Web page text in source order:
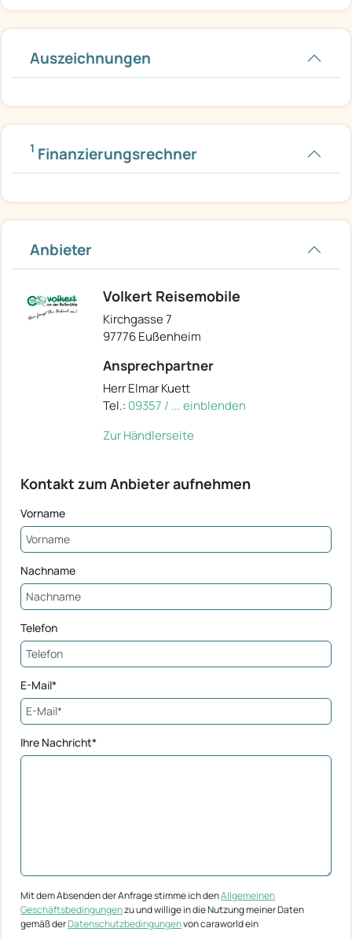
Auszeichnungen
1 Finanzierungsrechner
Anbieter
Volkert Reisemobile
Kirchgasse 7
97776 Eußenheim
Ansprechpartner
Herr Elmar Kuett
Tel.: 09357 / ... einblenden
Zur Händlerseite
Kontakt zum Anbieter aufnehmen
Vorname
Nachname
Telefon
E-Mail*
Ihre Nachricht*
Mit dem Absenden der Anfrage stimme ich denAllgemeinen
Geschäftsbedingungenzu und willige in die Nutzung meiner Daten
gemäß derDatenschutzbedingungenvon caraworld ein